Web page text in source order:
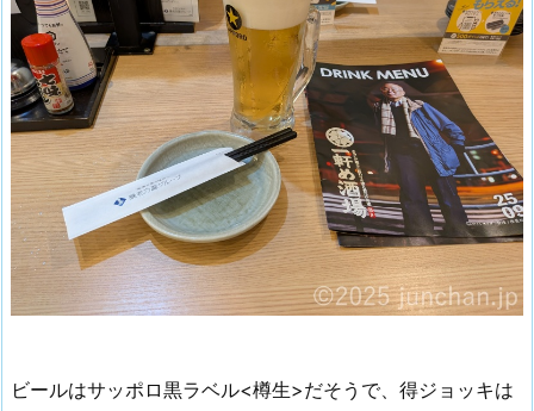
ビールはサッポロ黒ラベル<樽生>だそうで、得ジョッキは